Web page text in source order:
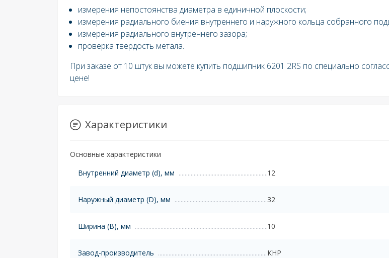
измерения непостоянства диаметра в единичной плоскости;
измерения радиального биения внутреннего и наружного кольца собранного
измерения радиального внутреннего зазора;
проверка твердость метала.
При заказе от 10 штук вы можете купить подшипник 6201 2RS по специально
цене!
Характеристики
Основные характеристики
Внутренний диаметр (d), мм
12
Наружный диаметр (D), мм 32
Ширина (B), мм 10
Завод-производитель КНР